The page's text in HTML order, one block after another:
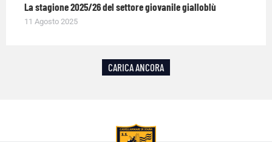
La stagione 2025/26 del settore giovanile gialloblù
11 Agosto 2025
CARICA ANCORA